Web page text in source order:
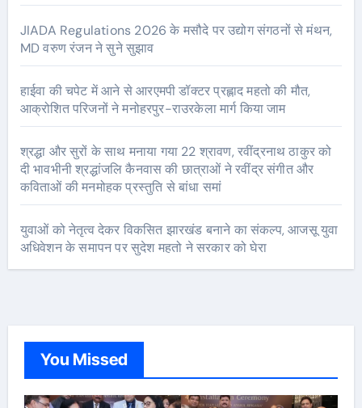
JIADA Regulations 2026 के मसौदे पर उद्योग संगठनों से मंथन,
MD वरुण रंजन ने सुने सुझाव
हाईवा की चपेट में आने से आरएमपी डॉक्टर प्रह्लाद महतो की मौत,
आक्रोशित परिजनों ने मनोहरपुर-राउरकेला मार्ग किया जाम
श्रद्धा और सुरों के साथ मनाया गया 22 श्रावण, रवींद्रनाथ ठाकुर को
दी भावभीनी श्रद्धांजलि कैनवास की छात्राओं ने रवींद्र संगीत और
कविताओं की मनमोहक प्रस्तुति से बांधा समां
युवाओं को नेतृत्व देकर विकसित झारखंड बनाने का संकल्प, आजसू युवा
अधिवेशन के समापन पर सुदेश महतो ने सरकार को घेरा
You Missed